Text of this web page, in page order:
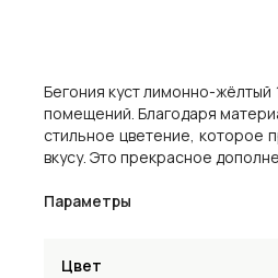
Бегония куст лимонно-жёлтый
помещений. Благодаря
стильное цветение, которое
вкусу. Это прекрасное
Параметры
Цвет